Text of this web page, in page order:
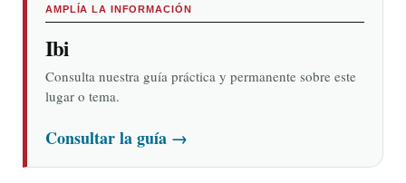
AMPLÍA LA INFORMACIÓN
Ibi
Consulta nuestra guía práctica y permanente sobre este
lugar o tema.
Consultar la guía →